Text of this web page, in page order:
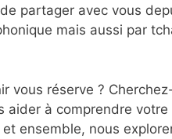
partager avec vous
mais aussi par
vous réserve ?
à comprendre
ensemble, nous